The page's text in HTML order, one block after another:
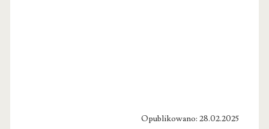
Opublikowano: 28.02.2025